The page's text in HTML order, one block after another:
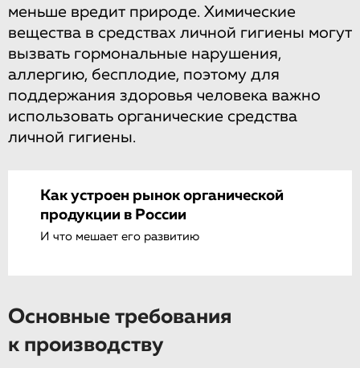
меньше вредит природе. Химические
вещества в средствах личной гигиены могут
вызвать гормональные нарушения,
аллергию, бесплодие, поэтому для
поддержания здоровья человека важно
использовать органические средства
личной гигиены.
Как устроен рынок органической
продукции в России
И что мешает его развитию
Основные требования
к производству